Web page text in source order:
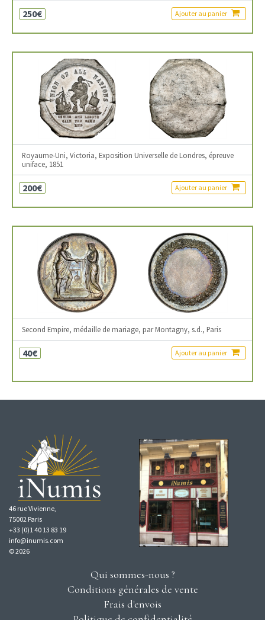
250€ Ajouter au panier
Royaume-Uni, Victoria, Exposition Universelle de Londres, épreuve
uniface, 1851
200€ Ajouter au panier
Second Empire, médaille de mariage, par Montagny, s.d., Paris
40€ Ajouter au panier
46 rue Vivienne,
75002 Paris
+33 (0)1 40 13 83 19
info@inumis.com
© 2026
Qui sommes-nous ?
Conditions générales de vente
Frais d'envois